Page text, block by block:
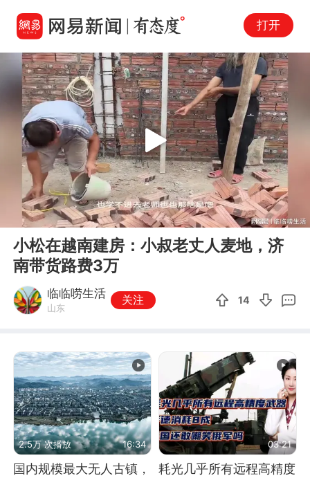
打开
00:00 16:58
Play
小松在越南建房：小叔老丈人麦地，济
南带货路费3万
临临唠生活
山东
关注 14
2.5万 次播放 16:34
国内规模最大无人古镇，
03:21
耗光几乎所有远程高精度